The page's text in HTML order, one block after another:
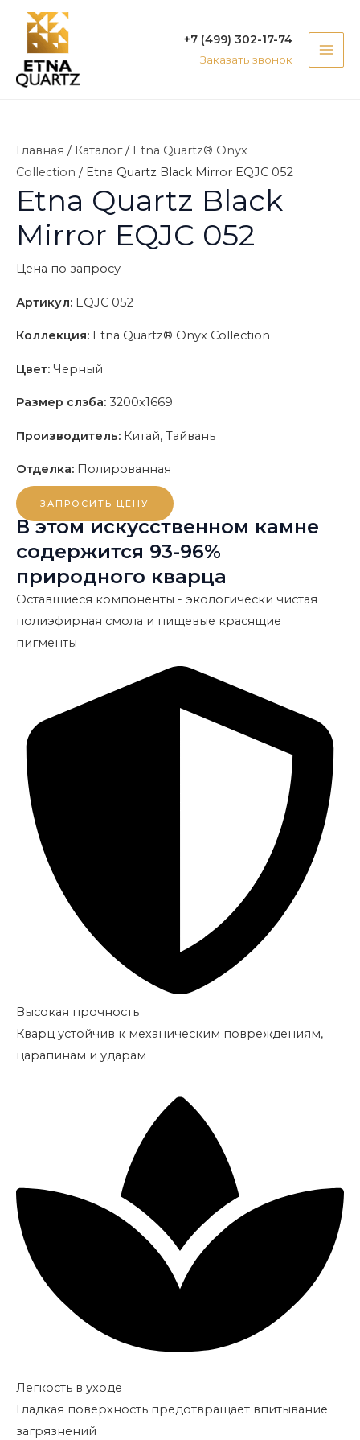
Перейти
содержимому
+7 (499) 302-17-74
Заказать звонок
Главная / Каталог/ Etna Quartz® Onyx
Collection / Etna Quartz Black Mirror EQJC 052
Etna Quartz Black
Mirror EQJC 052
Цена по запросу
Артикул: EQJC 052
Коллекция: Etna Quartz® Onyx Collection
Цвет: Черный
Размер слэба: 3200x1669
Производитель: Китай, Тайвань
Отделка: Полированная
ЗАПРОСИТЬ ЦЕНУ
В этом искусственном камне
содержится 93-96%
природного кварца
Оставшиеся компоненты - экологически чистая
полиэфирная смола и пищевые красящие
пигменты
Высокая прочность
Кварц устойчив к механическим повреждениям,
царапинам и ударам
Легкость в уходе
Гладкая поверхность предотвращает впитывание
загрязнений